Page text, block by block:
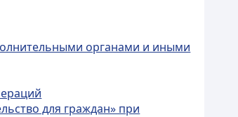
органами и иными
для граждан» при